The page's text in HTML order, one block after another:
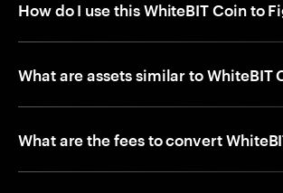
How do I use this WhiteBIT Coin to
What are assets similar to WhiteBIT
What are the fees to convert